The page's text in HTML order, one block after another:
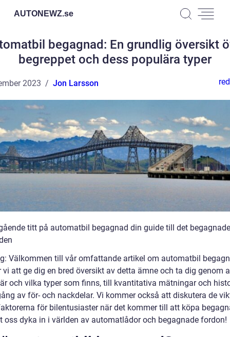
AUTONEWZ.se
begagnad: En grundlig översikt
begreppet och dess populära typer
2023 Jon Larsson
titt på automatbil begagnad din guide till det begagnade
Välkommen till vår omfattande artikel om automatbil
vi att ge dig en bred översikt av detta ämne och ta dig genom
och vilka typer som finns, till kvantitativa mätningar och
av för- och nackdelar. Vi kommer också att diskutera de
för bilentusiaster när det kommer till att köpa
oss dyka in i världen av automatlådor och begagnade fordon!